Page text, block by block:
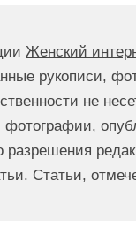
Женский
рукописи,
не
разрешения
Статьи,